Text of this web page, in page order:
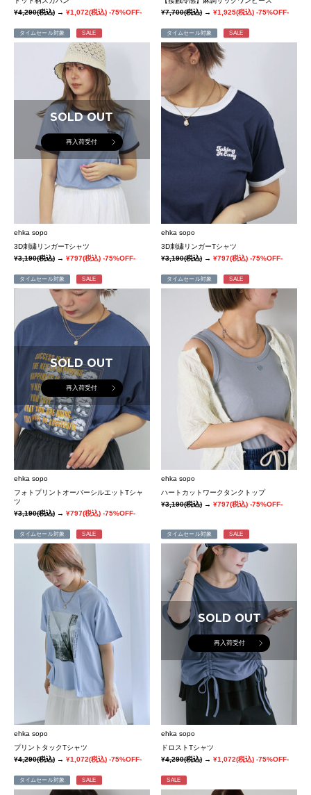
¥4,290(税込) → ¥1,072(税込) -75%OFF-
¥7,700(税込)→¥1,925(税込) -75%OFF-
タイムセール対象 SALE
SOLD OUT
再入荷受付
ehka sopo
3D刺繍リンガーTシャツ
¥3,190(税込) → ¥797(税込) -75%OFF-
タイムセール対象 SALE
ehka sopo
3D刺繍リンガーTシャツ
¥3,190(税込)→¥797(税込) -75%OFF-
タイムセール対象 SALE
SOLD OUT
再入荷受付
ehka sopo
フォトプリントオーバーシルエットTシャ
ツ
¥3,190(税込) → ¥797(税込) -75%OFF-
タイムセール対象 SALE
ehka sopo
ハートカットワークタンクトップ
¥3,190(税込)→¥797(税込) -75%OFF-
タイムセール対象 SALE
ehka sopo
プリントタックTシャツ
¥4,290(税込) → ¥1,072(税込) -75%OFF-
タイムセール対象 SALE
SOLD OUT
再入荷受付
ehka sopo
ドロストTシャツ
¥4,290(税込)→¥1,072(税込) -75%OFF-
タイムセール対象 SALE SALE